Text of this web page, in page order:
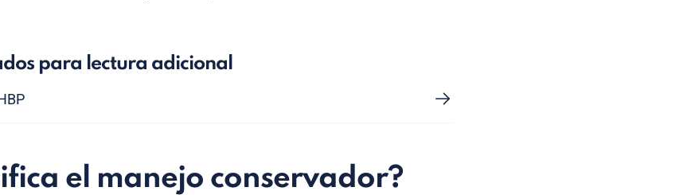
para lectura adicional
el manejo conservador?